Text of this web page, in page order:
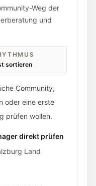
Weg der
und
sortieren
Community,
oder eine erste
prüfen wollen.
direkt prüfen
Land